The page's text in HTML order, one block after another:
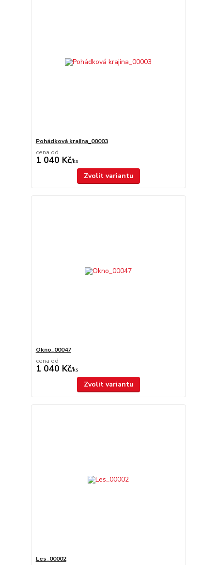
Pohádková krajina_00003
cena od
1 040 Kč/ks
Zvolit variantu
Okno_00047
cena od
1 040 Kč/ks
Zvolit variantu
Les_00002